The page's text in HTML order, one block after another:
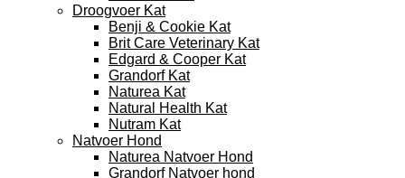
Droogvoer Kat
Benji & Cookie Kat
Brit Care Veterinary Kat
Edgard & Cooper Kat
Grandorf Kat
Naturea Kat
Natural Health Kat
Nutram Kat
Natvoer Hond
Naturea Natvoer Hond
Grandorf Natvoer hond